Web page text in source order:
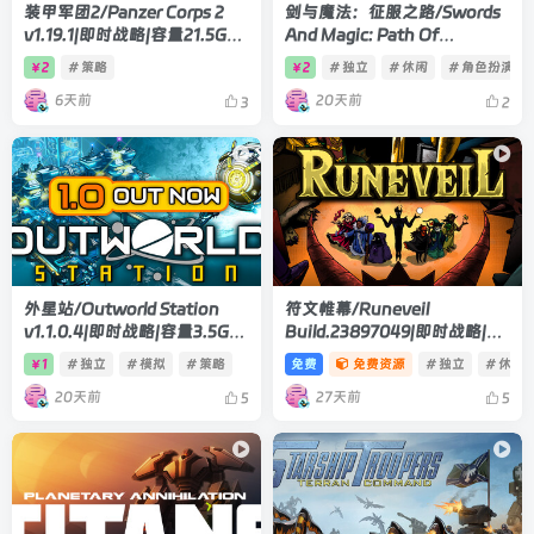
装甲军团2/Panzer Corps 2
v1.19.1|即时战略|容量21.5GB|
官方中文版
￥2 # 策略
6天前 3
剑与魔法：征服之路/Swords
And Magic: Path Of
Conquest v0.9.08|即时战略|
容量13.9GB|官方中文版
￥2 # 独立 # 休闲 # 角色扮演
20天前 2
外星站/Outworld Station
v1.1.0.4|即时战略|容量3.5GB|
官方中文版
￥1 # 独立 # 模拟 # 策略
20天前 5
符文帷幕/Runeveil
Build.23897049|即时战略|容
量420MB|官方中文版
免费 免费资源 # 独立 # 休闲
27天前 5